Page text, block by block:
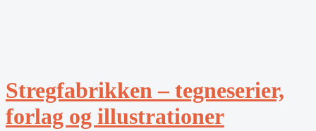
Stregfabrikken – tegneserier,
forlag og illustrationer